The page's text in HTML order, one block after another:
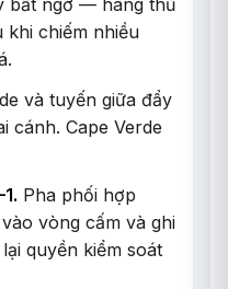
bất ngờ — hàng thủ
khi chiếm nhiều
và tuyến giữa đẩy
cánh. Cape Verde
Pha phối hợp
vòng cấm và ghi
quyền kiểm soát